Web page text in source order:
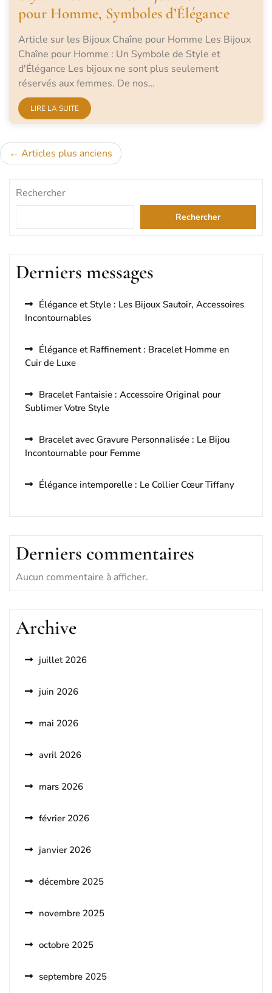
pour Homme, Symboles d’Élégance
Article sur les Bijoux Chaîne pour Homme Les Bijoux
Chaîne pour Homme : Un Symbole de Style et
d'Élégance Les bijoux ne sont plus seulement
réservés aux femmes. De nos…
LIRE LA SUITE
Navigation
des
articles
Articles plus anciens
Rechercher
Rechercher
Derniers messages
Élégance et Style : Les Bijoux Sautoir, Accessoires
Incontournables
Élégance et Raffinement : Bracelet Homme en
Cuir de Luxe
Bracelet Fantaisie : Accessoire Original pour
Sublimer Votre Style
Bracelet avec Gravure Personnalisée : Le Bijou
Incontournable pour Femme
Élégance intemporelle : Le Collier Cœur Tiffany
Derniers commentaires
Aucun commentaire à afficher.
Archive
juillet 2026
juin 2026
mai 2026
avril 2026
mars 2026
février 2026
janvier 2026
décembre 2025
novembre 2025
octobre 2025
septembre 2025